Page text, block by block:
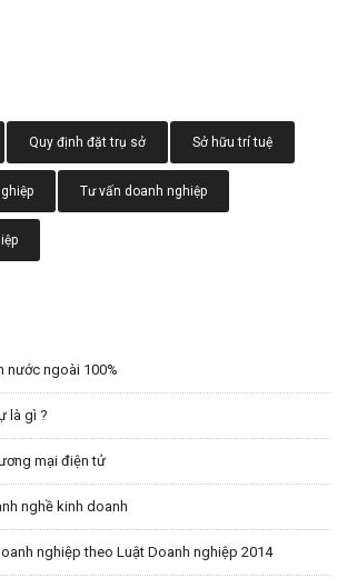
Quy định đặt trụ sở Sở hữu trí tuệ
Tư vấn doanh nghiệp
nước ngoài 100%
là gì ?
mại điện tử
nghề kinh doanh
nghiệp theo Luật Doanh nghiệp 2014